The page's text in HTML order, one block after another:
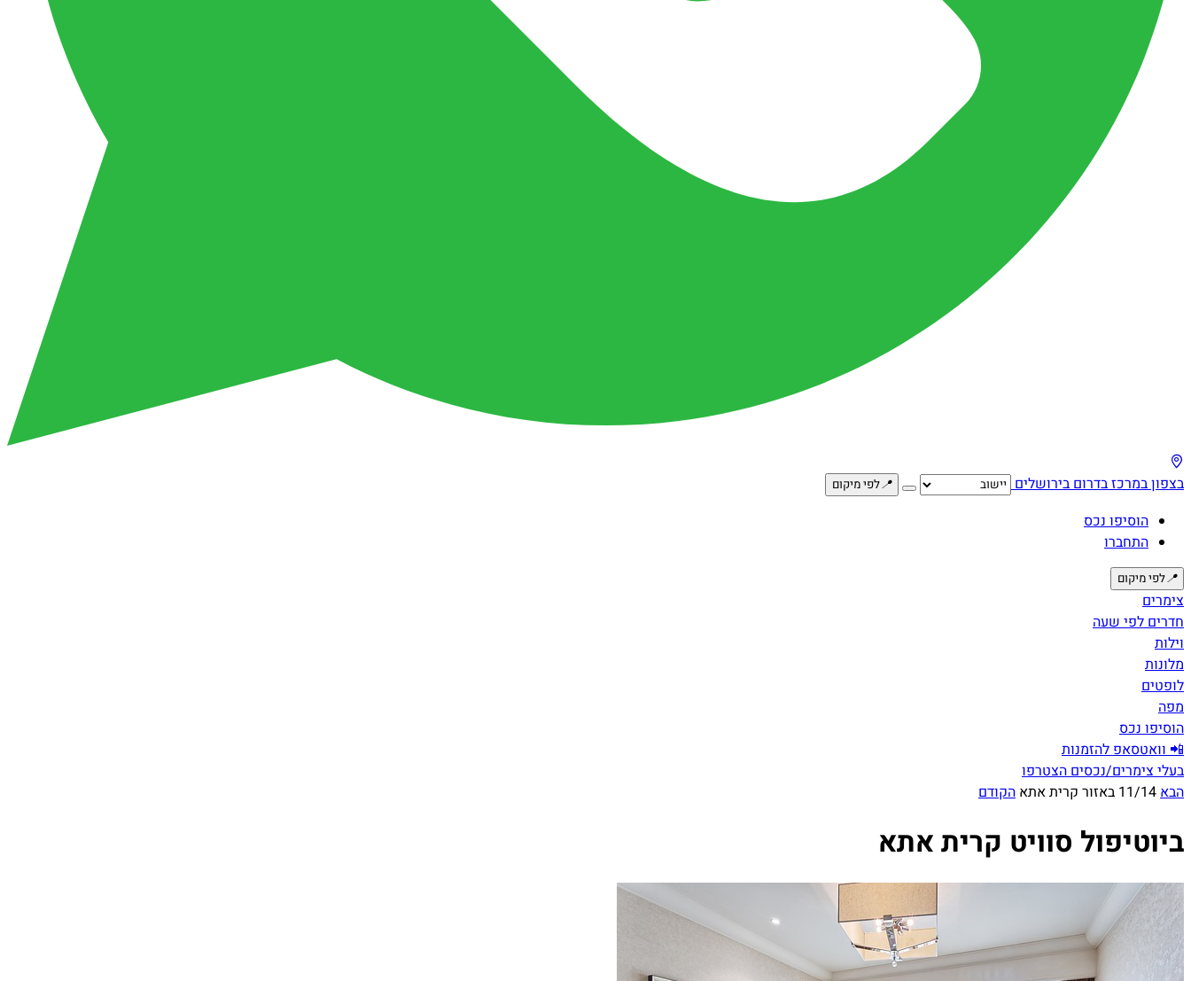
בצפוןבמרכזבדרוםבירושלים 📍לפי מיקום
הוסיפו נכס
התחברו
📍לפי מיקום
צימרים
חדרים לפי שעה
וילות
מלונות
לופטים
מפה
הוסיפו נכס
📲 וואטסאפ להזמנות
בעלי צימרים/נכסים הצטרפו
הבא11/14 באזור קרית אתא הקודם
ביוטיפול סוויט קרית אתא